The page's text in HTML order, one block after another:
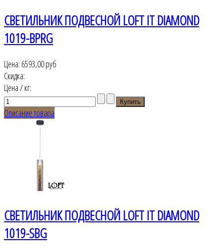
СВЕТИЛЬНИК ПОДВЕСНОЙ LOFT IT DIAMOND
1019-BPRG
Цена: 6593,00 руб
Скидка:
Цена / кг:
Описание товара
СВЕТИЛЬНИК ПОДВЕСНОЙ LOFT IT DIAMOND
1019-SBG